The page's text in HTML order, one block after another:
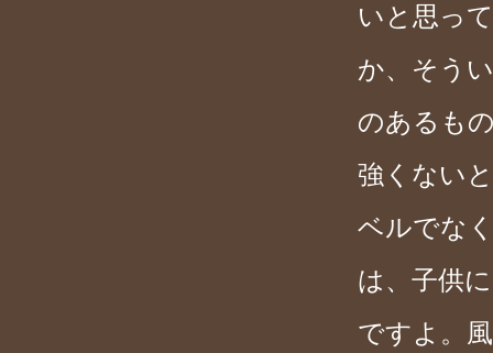
いと思っ
か、そう
のあるも
強くない
ベルでな
は、子供
ですよ。